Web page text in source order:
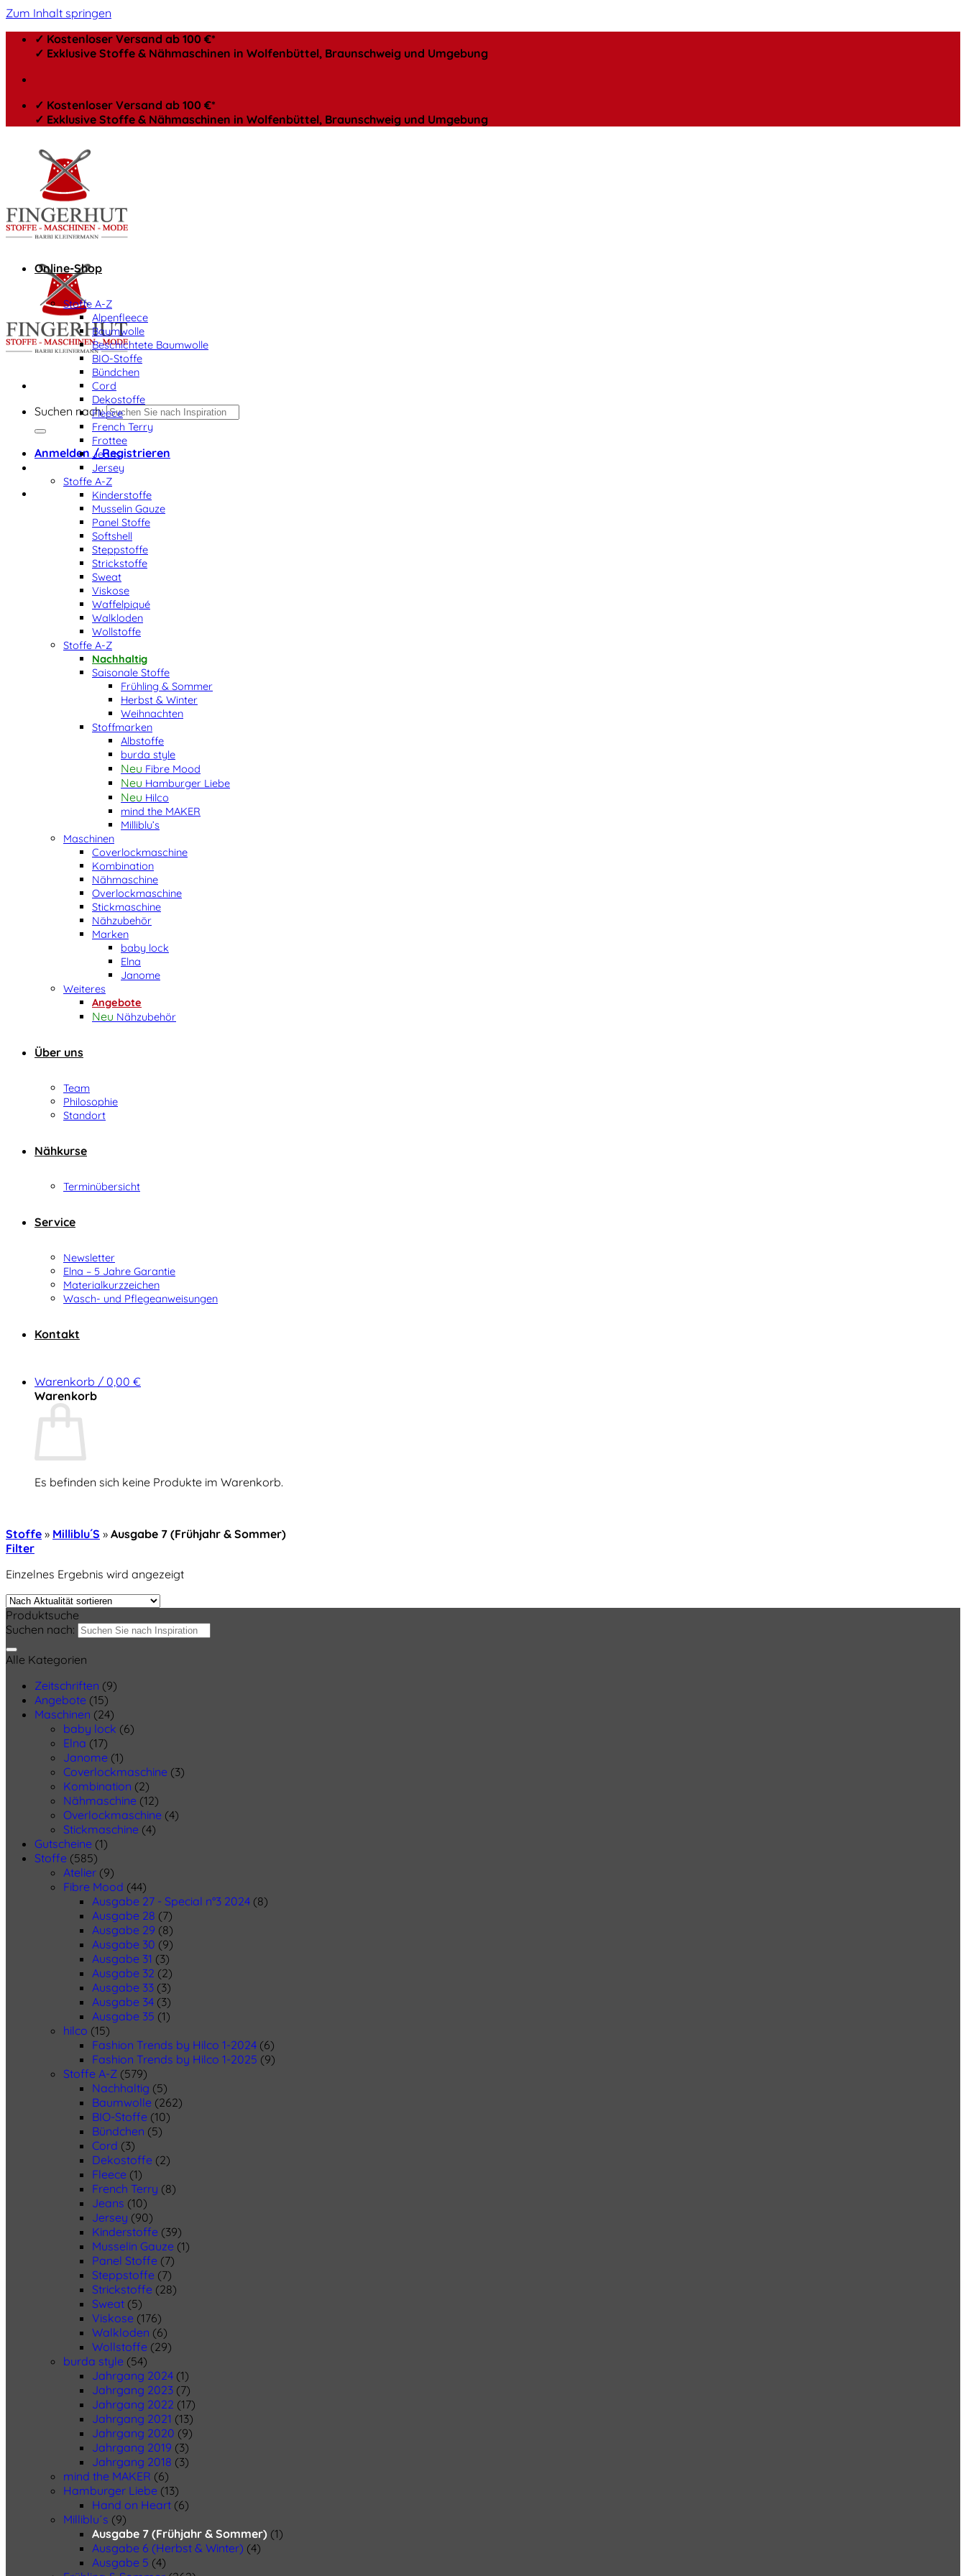
Zum Inhalt springen
✓ Kostenloser Versand ab 100 €*
✓ Exklusive Stoffe & Nähmaschinen in Wolfenbüttel, Braunschweig und Umgebung
✓ Kostenloser Versand ab 100 €*
✓ Exklusive Stoffe & Nähmaschinen in Wolfenbüttel, Braunschweig und Umgebung
Suchen nach:
Anmelden / Registrieren
Online-Shop
Stoffe A-Z
Alpenfleece
Baumwolle
Beschichtete Baumwolle
BIO-Stoffe
Bündchen
Cord
Dekostoffe
Fleece
French Terry
Frottee
Jeans
Jersey
Stoffe A-Z
Kinderstoffe
Musselin Gauze
Panel Stoffe
Softshell
Steppstoffe
Strickstoffe
Sweat
Viskose
Waffelpiqué
Walkloden
Wollstoffe
Stoffe A-Z
Nachhaltig
Saisonale Stoffe
Frühling & Sommer
Herbst & Winter
Weihnachten
Stoffmarken
Albstoffe
burda style
Fibre Mood
Hamburger Liebe
Hilco
mind the MAKER
Milliblu’s
Maschinen
Coverlockmaschine
Kombination
Nähmaschine
Overlockmaschine
Stickmaschine
Nähzubehör
Marken
baby lock
Elna
Janome
Weiteres
Angebote
Nähzubehör
Über uns
Team
Philosophie
Standort
Nähkurse
Terminübersicht
Service
Newsletter
Elna – 5 Jahre Garantie
Materialkurzzeichen
Wasch- und Pflegeanweisungen
Kontakt
Warenkorb / 0,00 €
Warenkorb
Es befinden sich keine Produkte im Warenkorb.
Stoffe » Milliblu´s » Ausgabe 7 (Frühjahr & Sommer)
Filter
Einzelnes Ergebnis wird angezeigt
Produktsuche
Suchen nach:
Alle Kategorien
Zeitschriften (9)
Angebote (15)
Maschinen (24)
baby lock (6)
Elna (17)
Janome (1)
Coverlockmaschine (3)
Kombination (2)
Nähmaschine (12)
Overlockmaschine (4)
Stickmaschine (4)
Gutscheine (1)
Stoffe (585)
Atelier (9)
Fibre Mood (44)
Ausgabe 27 - Special n°3 2024 (8)
Ausgabe 28 (7)
Ausgabe 29 (8)
Ausgabe 30 (9)
Ausgabe 31 (3)
Ausgabe 32 (2)
Ausgabe 33 (3)
Ausgabe 34 (3)
Ausgabe 35 (1)
hilco (15)
Fashion Trends by Hilco 1-2024 (6)
Fashion Trends by Hilco 1-2025 (9)
Stoffe A-Z (579)
Nachhaltig (5)
Baumwolle (262)
BIO-Stoffe (10)
Bündchen (5)
Cord (3)
Dekostoffe (2)
Fleece (1)
French Terry (8)
Jeans (10)
Jersey (90)
Kinderstoffe (39)
Musselin Gauze (1)
Panel Stoffe (7)
Steppstoffe (7)
Strickstoffe (28)
Sweat (5)
Viskose (176)
Walkloden (6)
Wollstoffe (29)
burda style (54)
Jahrgang 2024 (1)
Jahrgang 2023 (7)
Jahrgang 2022 (17)
Jahrgang 2021 (13)
Jahrgang 2020 (9)
Jahrgang 2019 (3)
Jahrgang 2018 (3)
mind the MAKER (6)
Hamburger Liebe (13)
Hand on Heart (6)
Milliblu´s (9)
Ausgabe 7 (Frühjahr & Sommer) (1)
Ausgabe 6 (Herbst & Winter) (4)
Ausgabe 5 (4)